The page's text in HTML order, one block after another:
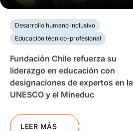
Desarrollo humano inclusivo
Educación técnico-profesional
Fundación Chile refuerza su
liderazgo en educación con
designaciones de expertos en la
UNESCO y el Mineduc
LEER MÁS